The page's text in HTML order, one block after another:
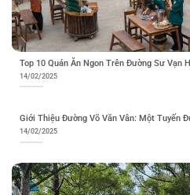
Top 10 Quán Ăn Ngon Trên Đường Sư Vạn
14/02/2025
Giới Thiệu Đường Võ Văn Vân: Một Tuyến
14/02/2025